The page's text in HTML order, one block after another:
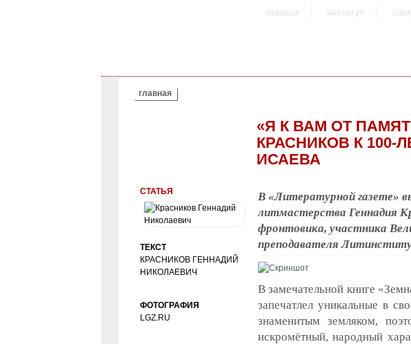
главная институт
ВЫ ЗДЕСЬ
главная
«Я К ВАМ ОТ
КРАСНИКОВ К
ИСАЕВА
СТАТЬЯ
ТЕКСТ
КРАСНИКОВ ГЕННАДИЙ
НИКОЛАЕВИЧ
ФОТОГРАФИЯ
LGZ.RU
В «Литературной газете»
литмастерства Геннадия
фронтовика, участника
преподавателя
В замечательной книге
запечатлел уникальные в
знаменитым земляком,
искромётный, народный